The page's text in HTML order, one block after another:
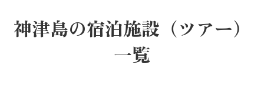
神津島の宿泊施設（ツアー）
一覧